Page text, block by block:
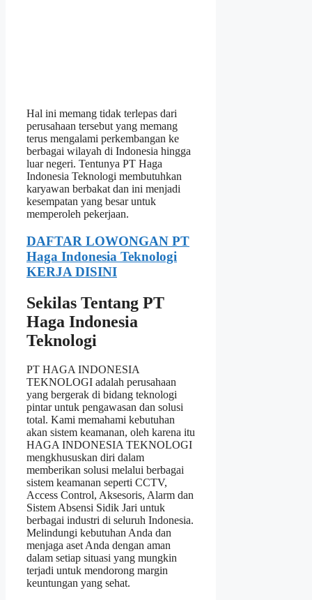
Hal ini memang tidak terlepas dari
perusahaan tersebut yang memang
terus mengalami perkembangan ke
berbagai wilayah di Indonesia hingga
luar negeri. Tentunya PT Haga
Indonesia Teknologi membutuhkan
karyawan berbakat dan ini menjadi
kesempatan yang besar untuk
memperoleh pekerjaan.
DAFTAR LOWONGAN PT
Haga Indonesia Teknologi
KERJA DISINI
Sekilas Tentang PT
Haga Indonesia
Teknologi
PT HAGA INDONESIA
TEKNOLOGI adalah perusahaan
yang bergerak di bidang teknologi
pintar untuk pengawasan dan solusi
total. Kami memahami kebutuhan
akan sistem keamanan, oleh karena itu
HAGA INDONESIA TEKNOLOGI
mengkhususkan diri dalam
memberikan solusi melalui berbagai
sistem keamanan seperti CCTV,
Access Control, Aksesoris, Alarm dan
Sistem Absensi Sidik Jari untuk
berbagai industri di seluruh Indonesia.
Melindungi kebutuhan Anda dan
menjaga aset Anda dengan aman
dalam setiap situasi yang mungkin
terjadi untuk mendorong margin
keuntungan yang sehat.